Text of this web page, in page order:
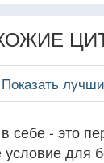
Показать
себе - это
условие для